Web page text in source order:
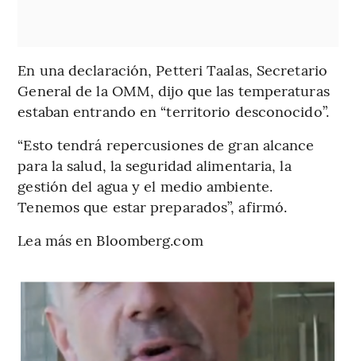
En una declaración, Petteri Taalas, Secretario
General de la OMM, dijo que las temperaturas
estaban entrando en “territorio desconocido”.
“Esto tendrá repercusiones de gran alcance
para la salud, la seguridad alimentaria, la
gestión del agua y el medio ambiente.
Tenemos que estar preparados”, afirmó.
Lea más en Bloomberg.com